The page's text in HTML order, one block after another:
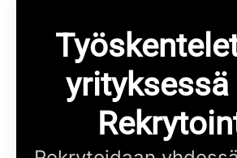
yrityksessä